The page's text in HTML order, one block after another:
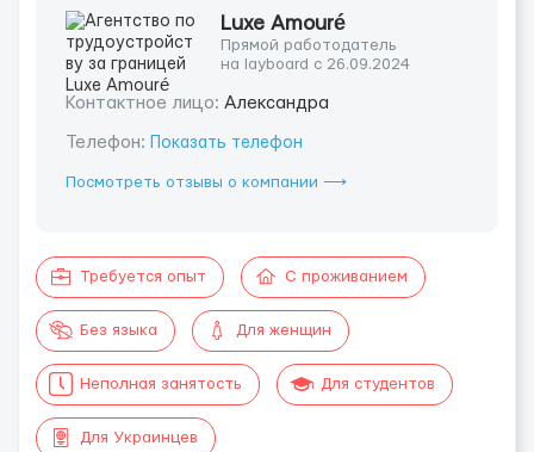
Luxe Amouré
Прямой работодатель
на layboard с 26.09.2024
Контактное лицо: Александра
Телефон: Показать телефон
Посмотреть отзывы о компании ⟶
Требуется опыт С проживанием
Без языка Для женщин
Неполная занятость Для студентов
Для Украинцев